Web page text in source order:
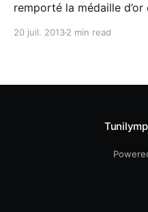
remporté la médaille
jeux olympiques, vient
20 juil. 20132 min read